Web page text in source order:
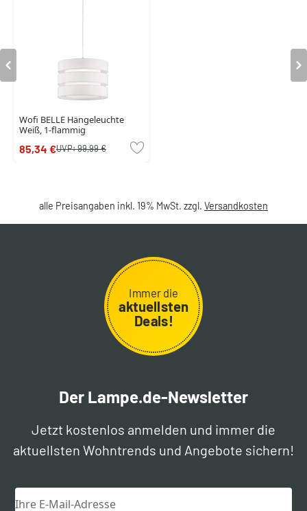
Wofi BELLE Hängeleuchte
Weiß, 1-flammig
85,34 €UVP:99,99 €
alle Preisangaben inkl. 19% MwSt. zzgl. Versandkosten
Immer die
aktuellsten
Deals!
Der Lampe.de-Newsletter
Jetzt kostenlos anmelden und immer die
aktuellsten Wohntrends und Angebote sichern!